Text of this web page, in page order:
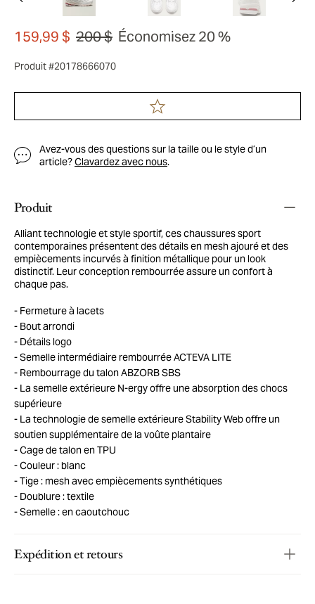
159,99 $ 200 $ Économisez 20 %
Produit #20178666070
Avez-vous des questions sur la taille ou le style d’un
article?Clavardez avec nous.
Produit
Alliant technologie et style sportif, ces chaussures sport
contemporaines présentent des détails en mesh ajouré et des
empiècements incurvés à finition métallique pour un look
distinctif. Leur conception rembourrée assure un confort à
chaque pas.
Fermeture à lacets
Bout arrondi
Détails logo
Semelle intermédiaire rembourrée ACTEVA LITE
Rembourrage du talon ABZORB SBS
La semelle extérieure N-ergy offre une absorption des chocs
supérieure
La technologie de semelle extérieure Stability Web offre un
soutien supplémentaire de la voûte plantaire
Cage de talon en TPU
Couleur : blanc
Tige : mesh avec empiècements synthétiques
Doublure : textile
Semelle : en caoutchouc
Expédition et retours